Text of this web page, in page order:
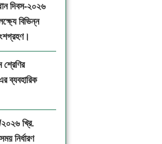
দিবস-২০২৬
বিভিন্ন
শ্রেণির
ব্যবহারিক
খ্রি.
নির্ধারণ